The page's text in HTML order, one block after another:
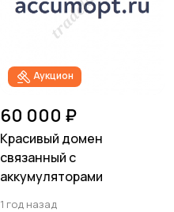
Аукцион
60 000 ₽
Красивый домен
связанный с
аккумуляторами
1 год назад